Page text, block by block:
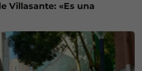
Villasante: «Es una